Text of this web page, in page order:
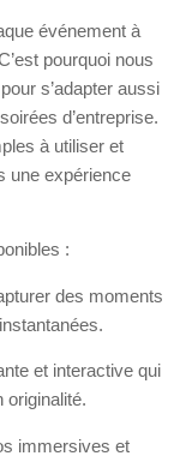
événement à
pourquoi nous
s’adapter aussi
d’entreprise.
à utiliser et
une expérience
:
des moments
et interactive qui
originalité.
immersives et